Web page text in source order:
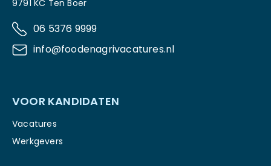
9791 KC Ten Boer
06 5376 9999
info@foodenagrivacatures.nl
VOOR KANDIDATEN
Vacatures
Werkgevers